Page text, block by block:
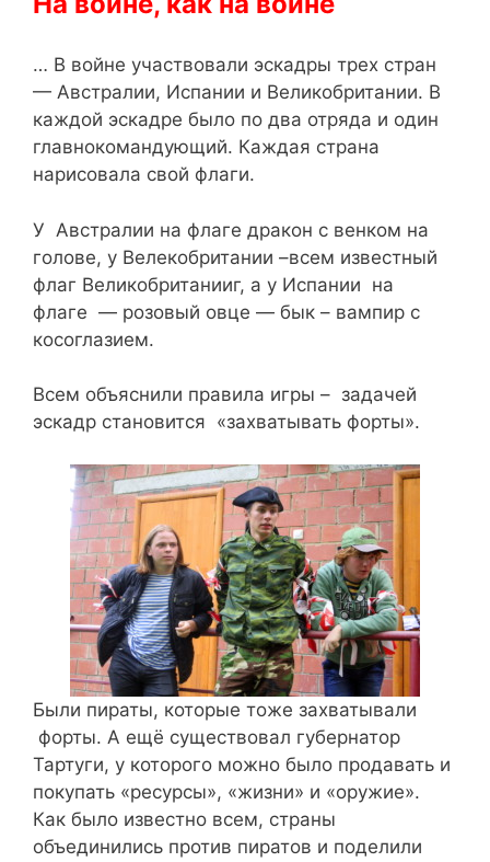
… В войне участвовали эскадры трех стран
— Австралии, Испании и Великобритании. В
каждой эскадре было по два отряда и один
главнокомандующий. Каждая страна
нарисовала свой флаги.
У Австралии на флаге дракон с венком на
голове, у Велекобритании –всем известный
флаг Великобританииг, а у Испании на
флаге — розовый овце — бык – вампир с
косоглазием.
Всем объяснили правила игры – задачей
эскадр становится «захватывать форты».
Были пираты, которые тоже захватывали
форты. А ещё существовал губернатор
Тартуги, у которого можно было продавать и
покупать «ресурсы», «жизни» и «оружие».
Как было известно всем, страны
объединились против пиратов и поделили